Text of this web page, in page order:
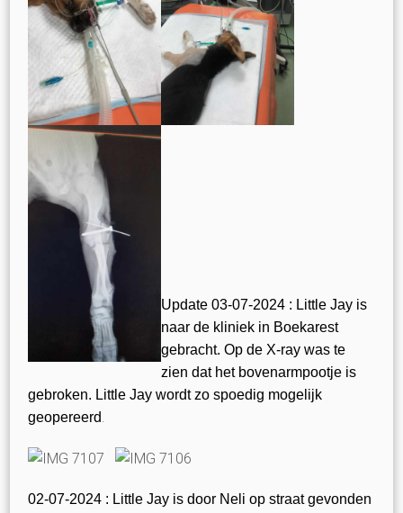
Update 03-07-2024 : Little Jay is
naar de kliniek in Boekarest
gebracht. Op de X-ray was te
zien dat het bovenarmpootje is
gebroken. Little Jay wordt zo spoedig mogelijk
geopereerd.
02-07-2024 : Little Jay is door Neli op straat gevonden